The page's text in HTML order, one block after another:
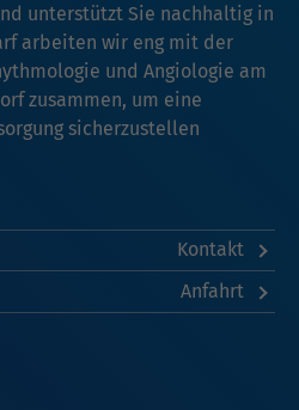
unterstützt Sie nachhaltig in
arbeiten wir eng mit der
und Angiologie am
zusammen, um eine
sicherzustellen
Kontakt
Anfahrt